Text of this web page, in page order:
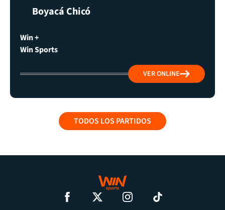
Boyacá Chicó
Win +
Win Sports
VER ONLINE
TODOS LOS PARTIDOS